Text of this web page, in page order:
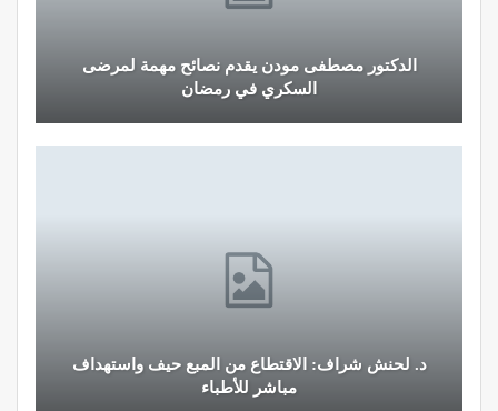
نصائح وإرشادات صحية هامة للحفاظ على التوازن
الغذائي خلال شهر…
النظام الغذائي والصحة: دور التغذية في تعزيز الصحة
العامة